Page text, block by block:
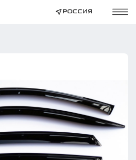
РОССИЯ